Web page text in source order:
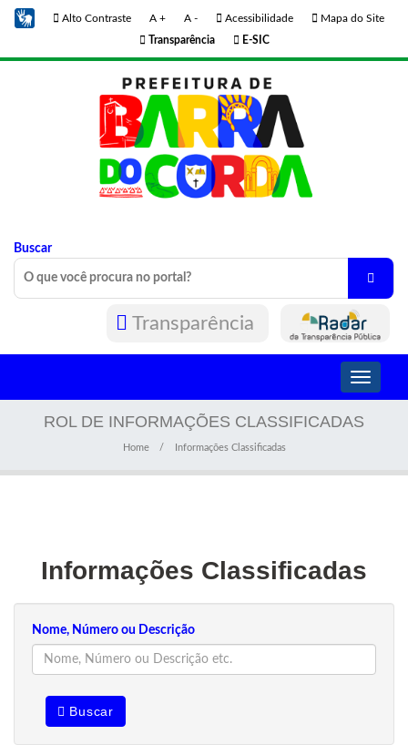
Alto Contraste A + A - Acessibilidade
Mapa do Site
Transparência
E-SIC
Buscar
Transparência
Toggle
ROL DE INFORMAÇÕES CLASSIFICADAS
Home Informações Classificadas
Informações Classificadas
Nome, Número ou Descrição
Buscar